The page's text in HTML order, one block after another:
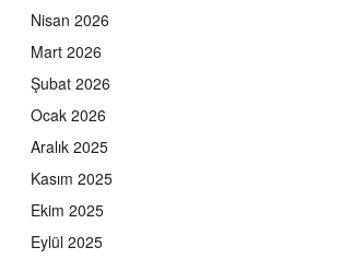
Nisan 2026
Mart 2026
Şubat 2026
Ocak 2026
Aralık 2025
Kasım 2025
Ekim 2025
Eylül 2025